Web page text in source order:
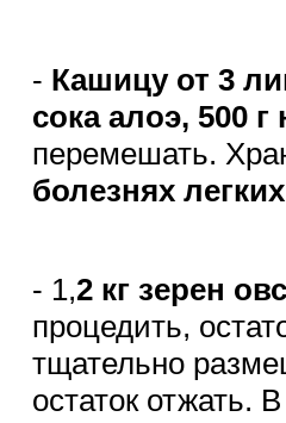
- Кашицу от 3
сока алоэ, 500
перемешать.
болезнях
- 1,2 кг зерен
процедить,
тщательно
остаток отжать.